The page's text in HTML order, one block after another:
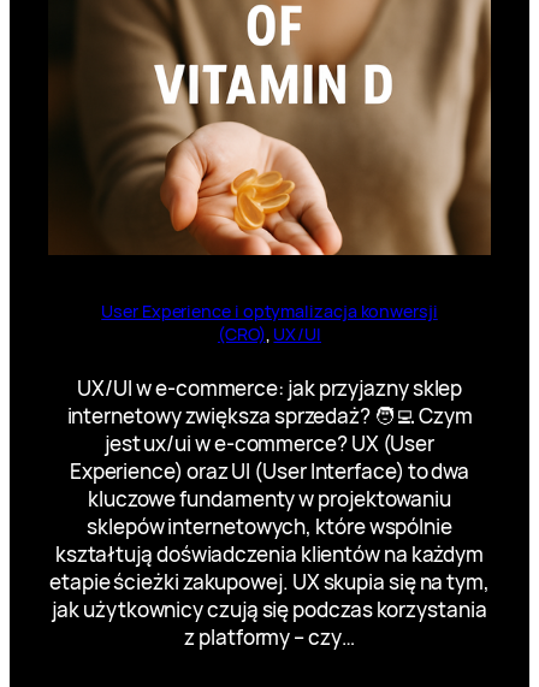
User Experience i optymalizacja konwersji
(CRO) UX/UI
UX/UI w e-commerce: jak przyjazny sklep
internetowy zwiększa sprzedaż? 🧑‍💻 Czym
jest ux/ui w e-commerce? UX (User
Experience) oraz UI (User Interface) to dwa
kluczowe fundamenty w projektowaniu
sklepów internetowych, które wspólnie
kształtują doświadczenia klientów na każdym
etapie ścieżki zakupowej. UX skupia się na tym,
jak użytkownicy czują się podczas korzystania
z platformy – czy…